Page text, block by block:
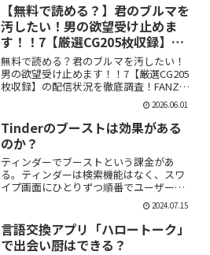
【無料で読める？】君のブルマを
汚したい！男の欲望受け止めま
す！！7【厳選CG205枚収録】
【虚構クラブ】
無料で読める？君のブルマを汚したい！
男の欲望受け止めます！！7【厳選CG205
枚収録】の配信状況を徹底調査！FANZA
での販売形式やサンプル視聴、レビュー
評価もまとめています。今すぐチェッ
ク！【d_544876】
2026.06.01
Tinderのブーストは効果がある
のか？
ティンダーでブーストという課金があ
る。ティンダーは検索機能はなく、スワ
イプ画面にひとりずつ順番でユーザーが
表示される。その順番を優先して表示す
ることができる課金がブーストだ。ブー
スト1つ消費で30分間、ブースト2つ消費
で2時間の優先表示がさ...
2024.07.15
言語交換アプリ「ハロートーク」
で出会い厨はできる？